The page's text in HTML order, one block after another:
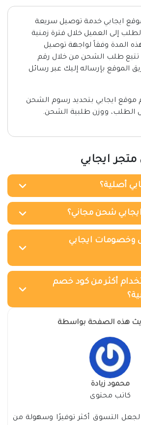
ايجابي خدمة توصيل سريعة
إلى العميل خلال فترة زمنية
المدة وفقاً لواجهة توصيل
تتبع طلب الشحن من خلال رقم
الموقع بإرساله إليك عبر رسائل
موقع ايجابي بتحديد رسوم الشحن
الطلب، ووزن طلبية الشحن.
ايجابي
أصلية؟
شحن مجاني؟
وخصومات ايجابي
أكثر من كود خصم
هذه الصفحة بواسطة
محمود زيادة
كاتب محتوى
التسوق أكثر توفيرًا وسهولة من